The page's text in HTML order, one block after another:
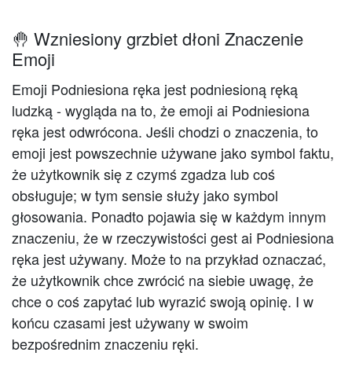
🤚 Wzniesiony grzbiet dłoni Znaczenie
Emoji
Emoji Podniesiona ręka jest podniesioną ręką
ludzką - wygląda na to, że emoji ai Podniesiona
ręka jest odwrócona. Jeśli chodzi o znaczenia, to
emoji jest powszechnie używane jako symbol faktu,
że użytkownik się z czymś zgadza lub coś
obsługuje; w tym sensie służy jako symbol
głosowania. Ponadto pojawia się w każdym innym
znaczeniu, że w rzeczywistości gest ai Podniesiona
ręka jest używany. Może to na przykład oznaczać,
że użytkownik chce zwrócić na siebie uwagę, że
chce o coś zapytać lub wyrazić swoją opinię. I w
końcu czasami jest używany w swoim
bezpośrednim znaczeniu ręki.